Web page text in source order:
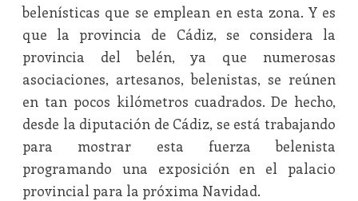
belenísticas que se emplean en esta zona. Y es
que la provincia de Cádiz, se considera la
provincia del belén, ya que numerosas
asociaciones, artesanos, belenistas, se reúnen
en tan pocos kilómetros cuadrados. De hecho,
desde la diputación de Cádiz, se está trabajando
para mostrar esta fuerza belenista
programando una exposición en el palacio
provincial para la próxima Navidad.